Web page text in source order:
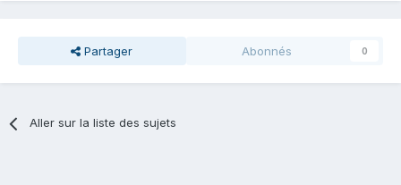
Partager Abonnés 0
Aller sur la liste des sujets